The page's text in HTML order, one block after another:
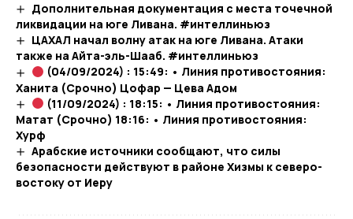
Дополнительная документация с места точечной
ликвидации на юге Ливана. #интеллиньюз
ЦАХАЛ начал волну атак на юге Ливана. Атаки
также на Айта-эль-Шааб. #интеллиньюз
(04/09/2024) : 15:49: • Линия противостояния:
Ханита (Срочно) Цофар — Цева Адом
(11/09/2024) : 18:15: • Линия противостояния:
Матат (Срочно) 18:16: • Линия противостояния:
Хурф
Арабские источники сообщают, что силы
безопасности действуют в районе Хизмы к северо-
востоку от Иеру